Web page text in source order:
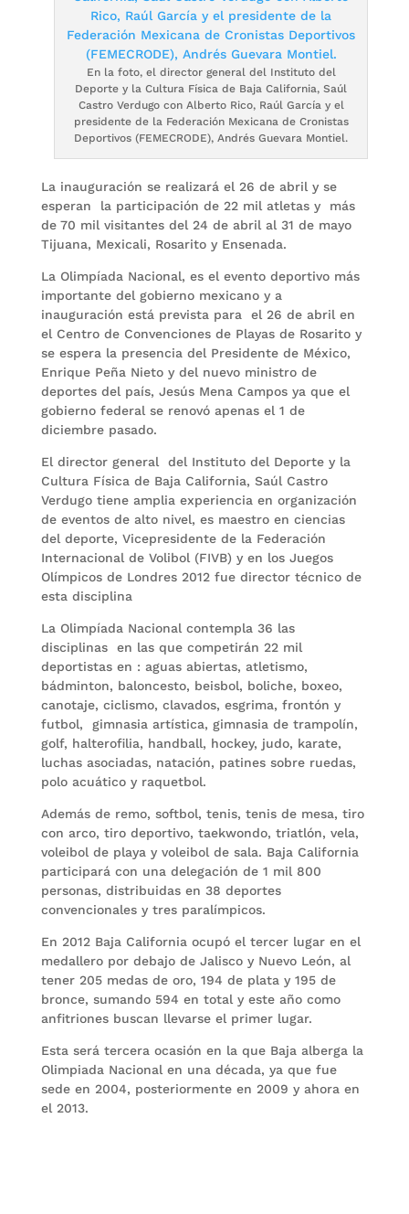
En la foto, el director general del Instituto del
Deporte y la Cultura Física de Baja California, Saúl
Castro Verdugo con Alberto Rico, Raúl García y el
presidente de la Federación Mexicana de Cronistas
Deportivos (FEMECRODE), Andrés Guevara Montiel.
La inauguración se realizará el 26 de abril y se
esperan la participación de 22 mil atletas y más
de 70 mil visitantes del 24 de abril al 31 de mayo
Tijuana, Mexicali, Rosarito y Ensenada.
La Olimpíada Nacional, es el evento deportivo más
importante del gobierno mexicano y a
inauguración está prevista para el 26 de abril en
el Centro de Convenciones de Playas de Rosarito y
se espera la presencia del Presidente de México,
Enrique Peña Nieto y del nuevo ministro de
deportes del país, Jesús Mena Campos ya que el
gobierno federal se renovó apenas el 1 de
diciembre pasado.
El director general del Instituto del Deporte y la
Cultura Física de Baja California, Saúl Castro
Verdugo tiene amplia experiencia en organización
de eventos de alto nivel, es maestro en ciencias
del deporte, Vicepresidente de la Federación
Internacional de Volibol (FIVB) y en los Juegos
Olímpicos de Londres 2012 fue director técnico de
esta disciplina
La Olimpíada Nacional contempla 36 las
disciplinas en las que competirán 22 mil
deportistas en : aguas abiertas, atletismo,
bádminton, baloncesto, beisbol, boliche, boxeo,
canotaje, ciclismo, clavados, esgrima, frontón y
futbol, gimnasia artística, gimnasia de trampolín,
golf, halterofilia, handball, hockey, judo, karate,
luchas asociadas, natación, patines sobre ruedas,
polo acuático y raquetbol.
Además de remo, softbol, tenis, tenis de mesa, tiro
con arco, tiro deportivo, taekwondo, triatlón, vela,
voleibol de playa y voleibol de sala. Baja California
participará con una delegación de 1 mil 800
personas, distribuidas en 38 deportes
convencionales y tres paralímpicos.
En 2012 Baja California ocupó el tercer lugar en el
medallero por debajo de Jalisco y Nuevo León, al
tener 205 medas de oro, 194 de plata y 195 de
bronce, sumando 594 en total y este año como
anfitriones buscan llevarse el primer lugar.
Esta será tercera ocasión en la que Baja alberga la
Olimpiada Nacional en una década, ya que fue
sede en 2004, posteriormente en 2009 y ahora en
el 2013.